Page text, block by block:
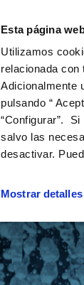
Esta página
Utilizamos
relacionada con
Adicionalmente
pulsando “
“Configurar”.
salvo las
desactivar.
Mostrar detalles
Cetaqua